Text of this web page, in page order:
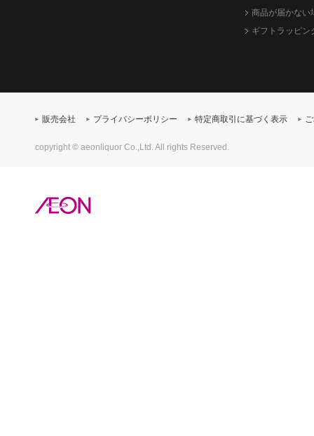
商品が届かない
ギフトラッピン
販売会社 プライバシーポリシー 特定商取引に基づく表示
copyright © aeonliquor Co.,Ltd. All rights Reserved.